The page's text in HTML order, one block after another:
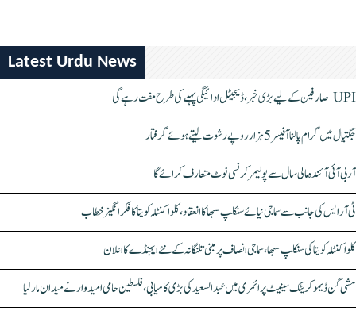
Latest Urdu News
UPI صارفین کے لیے بڑی خبر، ڈیجیٹل ادائیگی پہلے کی طرح مفت رہے گی
جگتیال میں گرام پالنا آفیسر 5 ہزار روپے رشوت لیتے ہوئے گرفتار
آر بی آئی آئندہ مالی سال سے پولیمر کرنسی نوٹ متعارف کرائے گا
ٹی آر ایس کی جانب سے سماجی نیائے سنکلپ سبھا کا انعقاد، کلواکنٹلہ کویتا کا فکر انگیز خطاب
کلواکنٹلہ کویتا کی سنکلپ سبھا، سماجی انصاف پر مبنی تلنگانہ کے نئے ایجنڈے کا اعلان
مشی گن ڈیموکریٹک سینیٹ پرائمری میں عبدالسعید کی بڑی کامیابی، فلسطین حامی امیدوار نے میدان مار لیا